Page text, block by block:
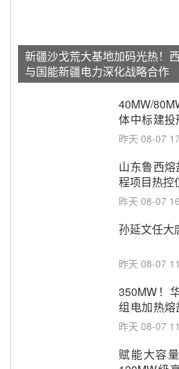
新疆沙戈荒大基地加码光热！
与国能新疆电力深化战略合作
40MW/
体中标建
调频改造
昨天 08-07
山东鲁西
程项目热控
昨天 08-07
孙延文任大
昨天 08-07
350MW！
组电加热
改造项目初
昨天 08-07
赋能大容